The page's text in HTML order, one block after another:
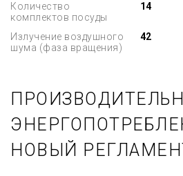
Количество
комплектов посуды
14
Излучение воздушного
шума (фаза вращения)
42
НОВЫЙ